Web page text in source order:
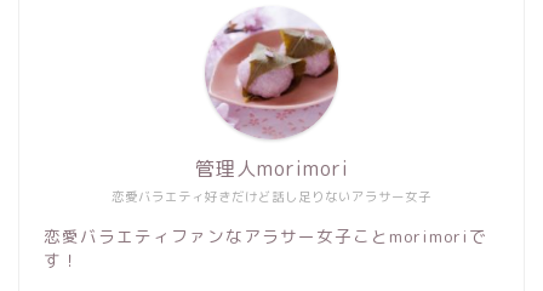
恋愛バラエティ好きだけど話し足りないアラサー女子
管理人morimori
恋愛バラエティファンなアラサー女子ことmorimoriで
す！